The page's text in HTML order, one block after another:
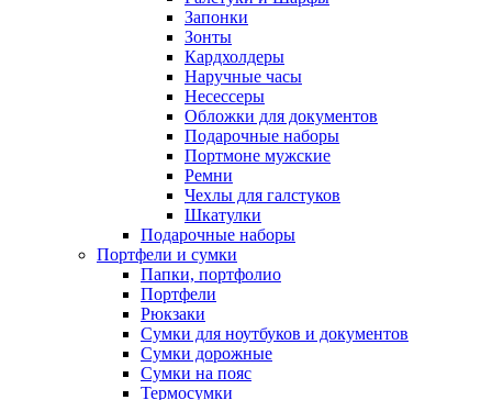
Запонки
Зонты
Кардхолдеры
Наручные часы
Несессеры
Обложки для документов
Подарочные наборы
Портмоне мужские
Ремни
Чехлы для галстуков
Шкатулки
Подарочные наборы
Портфели и сумки
Папки, портфолио
Портфели
Рюкзаки
Сумки для ноутбуков и документов
Сумки дорожные
Сумки на пояс
Термосумки